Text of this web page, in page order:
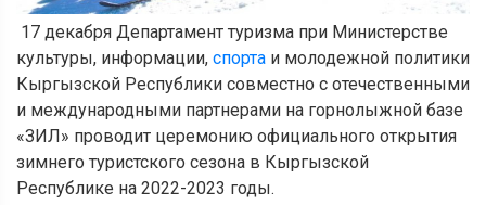
17 декабря Департамент туризма при Министерстве
культуры, информации, спорта и молодежной политики
Кыргызской Республики совместно с отечественными
и международными партнерами на горнолыжной базе
«ЗИЛ» проводит церемонию официального открытия
зимнего туристского сезона в Кыргызской
Республике на 2022-2023 годы.